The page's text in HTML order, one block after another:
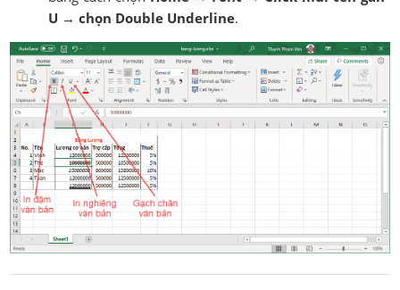
U → chọn Double Underline.